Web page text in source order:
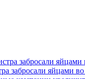
забросали яйцами во